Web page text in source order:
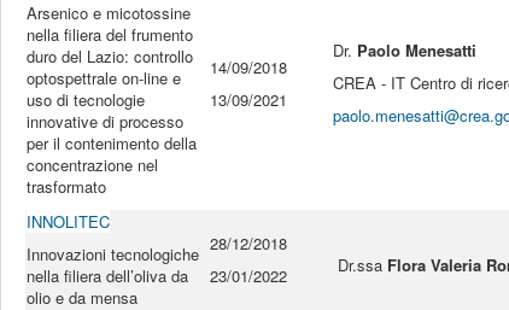
Arsenico e micotossine
nella filiera del frumento
duro del Lazio: controllo
optospettrale on-line e
uso di tecnologie
innovative di processo
per il contenimento della
concentrazione nel
trasformato
14/09/2018
13/09/2021
Dr. Paolo Menesatti
CREA - IT Centro di
INNOLITEC
Innovazioni tecnologiche
nella filiera dell’oliva da
olio e da mensa
28/12/2018
23/01/2022
Dr.ssa Flora Valeria